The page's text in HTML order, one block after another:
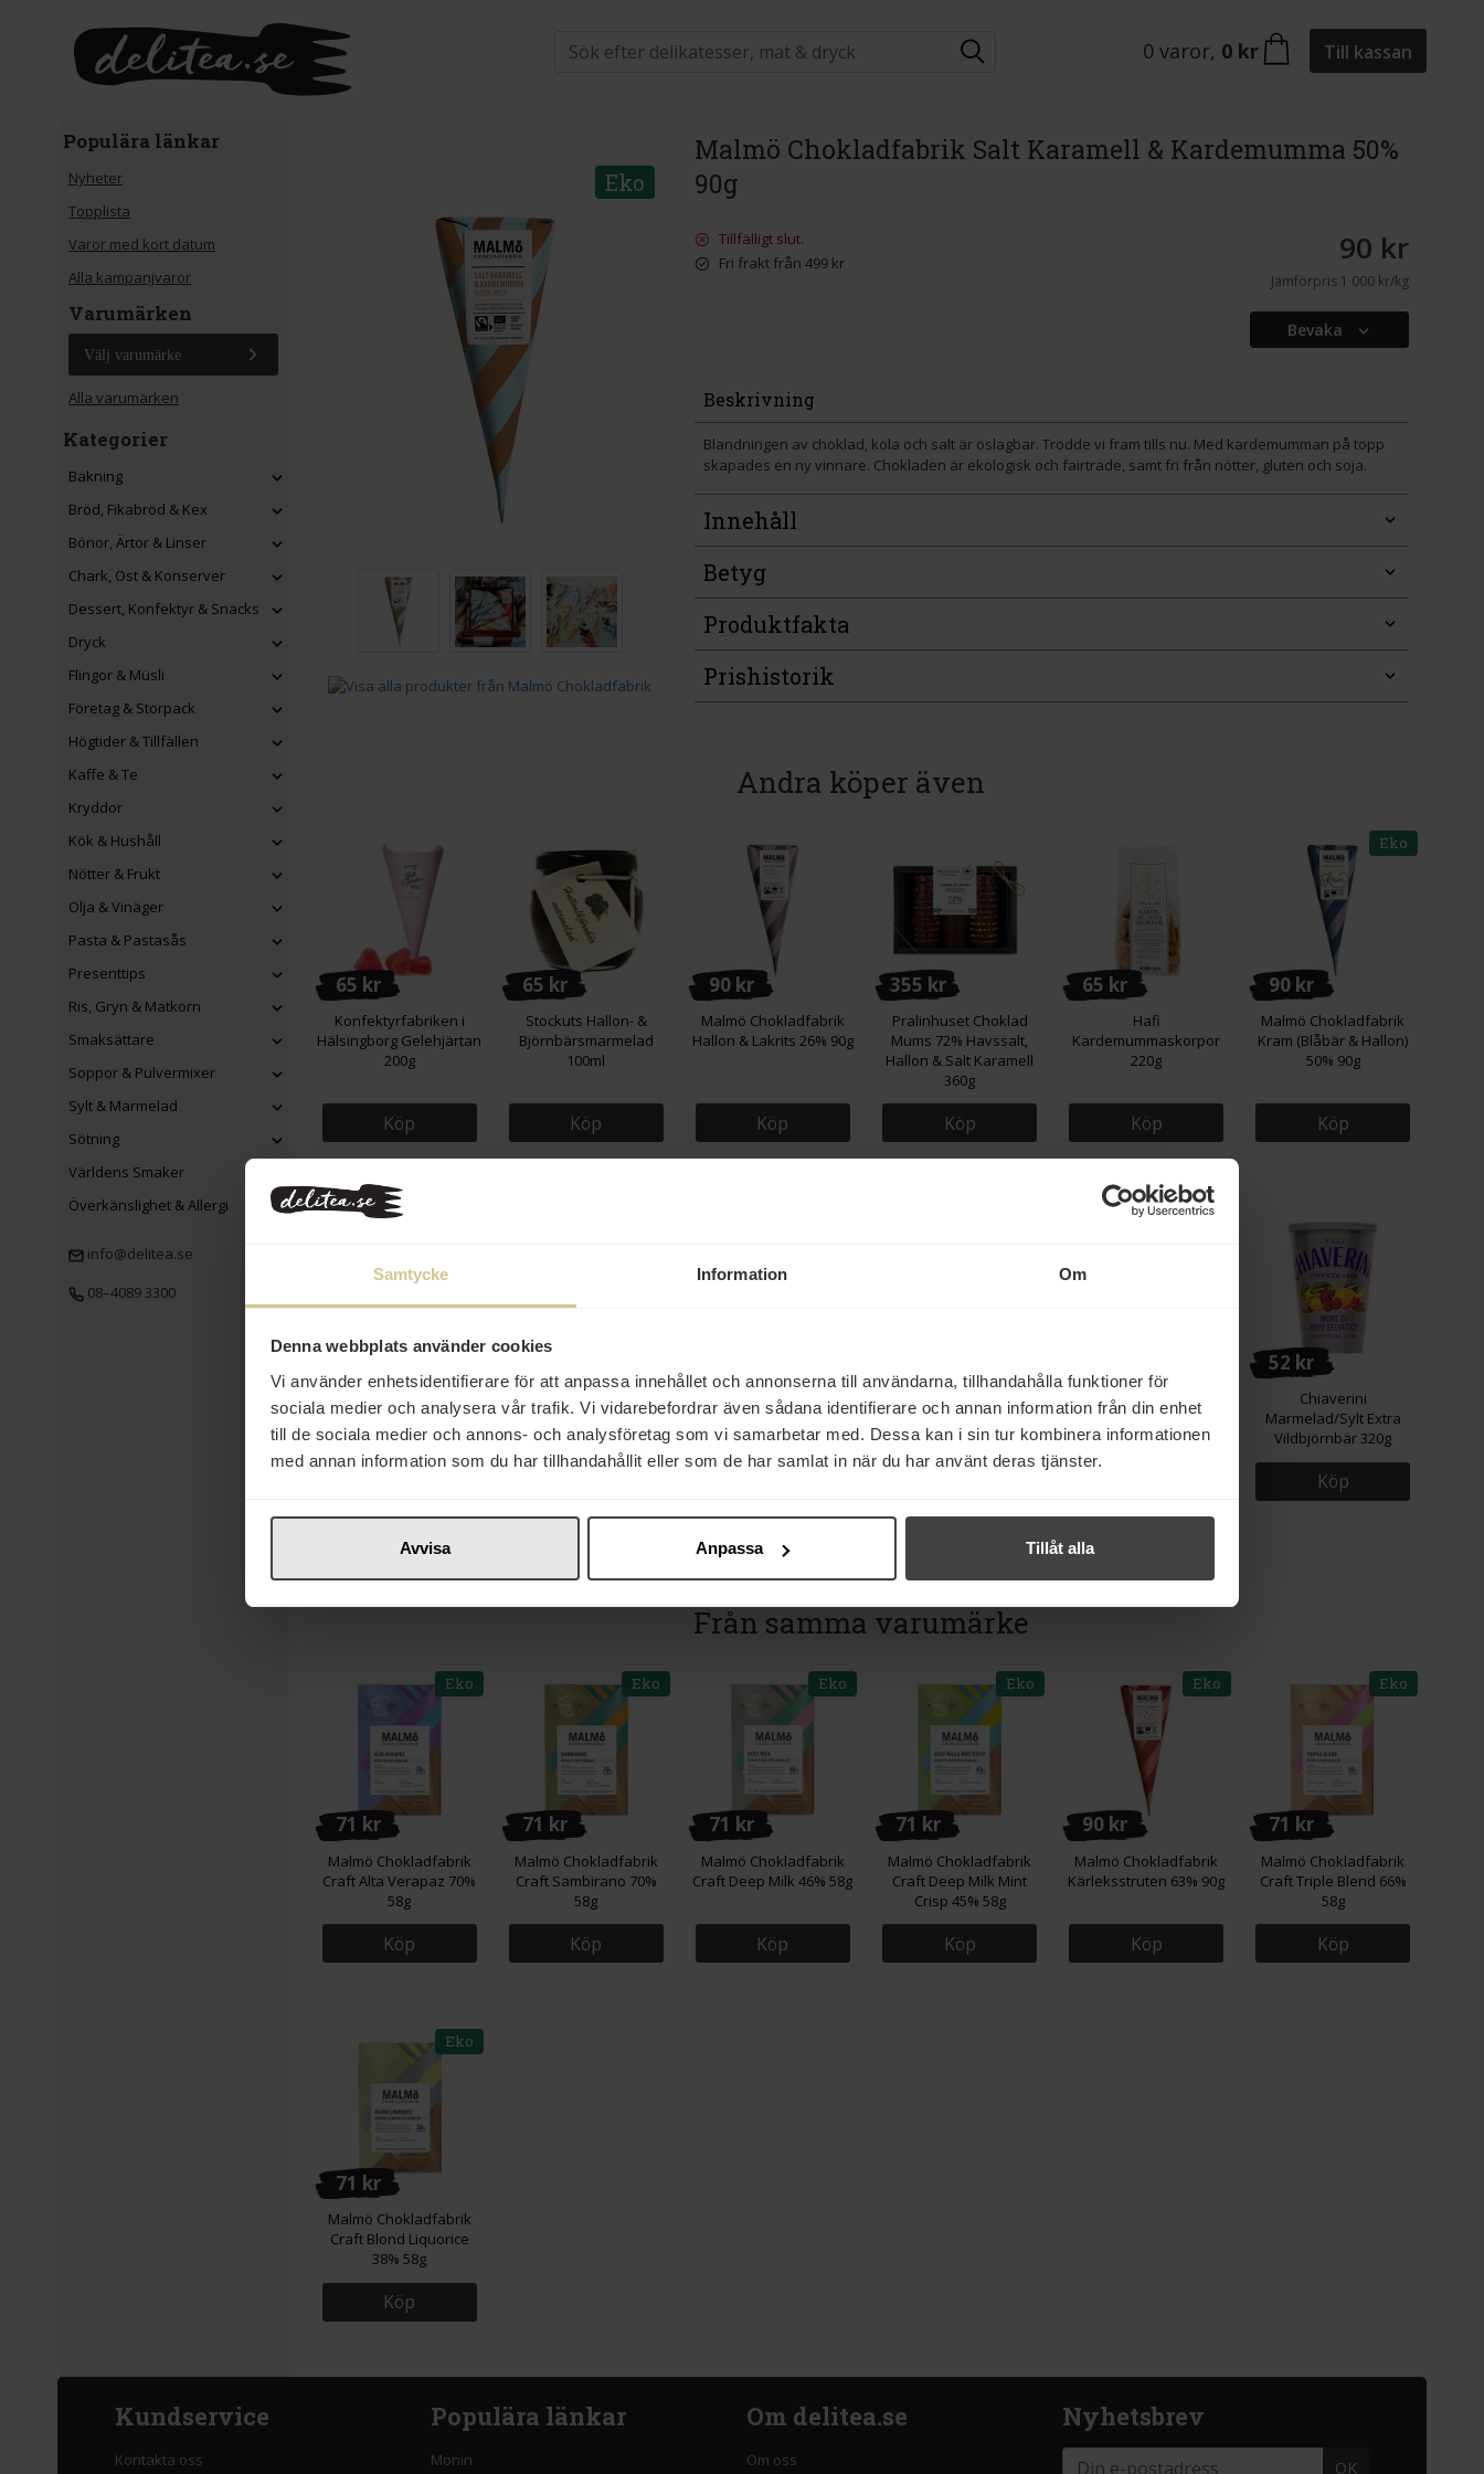
Samtycke Information Om
Denna webbplats använder cookies
Vi använder enhetsidentifierare för att anpassa innehållet och annonserna till användarna, tillhandahålla funktioner för
sociala medier och analysera vår trafik. Vi vidarebefordrar även sådana identifierare och annan information från din enhet
till de sociala medier och annons- och analysföretag som vi samarbetar med. Dessa kan i sin tur kombinera informationen
med annan information som du har tillhandahållit eller som de har samlat in när du har använt deras tjänster.
Avvisa Anpassa Tillåt alla
0 varor, 0 kr Till kassan
Populära länkar
Nyheter
Topplista
Varor med kort datum
Alla kampanjvaror
Varumärken
Välj varumärke
Alla varumärken
Kategorier
Bakning
Bröd, Fikabröd & Kex
Bönor, Ärtor & Linser
Chark, Ost & Konserver
Dessert, Konfektyr & Snacks
Dryck
Flingor & Müsli
Företag & Storpack
Högtider & Tillfällen
Kaffe & Te
Kryddor
Kök & Hushåll
Nötter & Frukt
Olja & Vinäger
Pasta & Pastasås
Presenttips
Ris, Gryn & Matkorn
Smaksättare
Soppor & Pulvermixer
Sylt & Marmelad
Sötning
Världens Smaker
Överkänslighet & Allergi
info@delitea.se
08–4089 3300
Malmö Chokladfabrik Salt Karamell & Kardemumma 50%
90g
Eko
Tillfälligt slut.
Fri frakt från 499 kr
90 kr
Jämförpris1 000 kr/kg
Bevaka
Beskrivning
Blandningen av choklad, kola och salt är oslagbar. Trodde vi fram tills nu. Med kardemumman på topp
skapades en ny vinnare. Chokladen är ekologisk och fairtrade, samt fri från nötter, gluten och soja.
Innehåll
Betyg
Produktfakta
Prishistorik
Andra köper även
65 kr
Konfektyrfabriken i
Hälsingborg Gelehjärtan
200g
Köp
65 kr
Stockuts Hallon- &
Björnbärsmarmelad
100ml
Köp
90 kr
Malmö Chokladfabrik
Hallon & Lakrits 26% 90g
Köp
355 kr
Pralinhuset Choklad
Mums 72% Havssalt,
Hallon & Salt Karamell
360g
Köp
65 kr
Hafi
Kardemummaskorpor
220g
Köp
90 kr
Eko
Malmö Chokladfabrik
Kram (Blåbär & Hallon)
50% 90g
Köp
199 kr
Kusmi Tea Chinese
Green Löste Eko 100g
Pralinhuset
Apelsinchoklad
Saltlakrits 100g
Le Guérandais Sel de
Guérande Havssalt 1kg
Överstekvarn Gotländsk
Pepparrotsenap 210g
Eko
Standout Chocolate
Nordic Winter Spice
Mörk Choklad 68% 50g
52 kr
Chiaverini
Marmelad/Sylt Extra
Vildbjörnbär 320g
Köp
Från samma varumärke
71 kr
Eko
Malmö Chokladfabrik
Craft Alta Verapaz 70%
58g
Köp
71 kr
Eko
Malmö Chokladfabrik
Craft Sambirano 70%
58g
Köp
71 kr
Eko
Malmö Chokladfabrik
Craft Deep Milk 46% 58g
Köp
71 kr
Eko
Malmö Chokladfabrik
Craft Deep Milk Mint
Crisp 45% 58g
Köp
90 kr
Eko
Malmö Chokladfabrik
Kärleksstruten 63% 90g
Köp
71 kr
Eko
Malmö Chokladfabrik
Craft Triple Blend 66%
58g
Köp
71 kr
Eko
Malmö Chokladfabrik
Craft Blond Liquorice
38% 58g
Köp
Kundservice
Kontakta oss
Populära länkar
Monin
Om delitea.se
Om oss
Nyhetsbrev
OK